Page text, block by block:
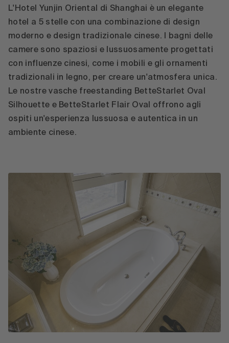
L'Hotel Yunjin Oriental di Shanghai è un elegante
hotel a 5 stelle con una combinazione di design
moderno e design tradizionale cinese. I bagni delle
camere sono spaziosi e lussuosamente progettati
con influenze cinesi, come i mobili e gli ornamenti
tradizionali in legno, per creare un'atmosfera unica.
Le nostre vasche freestanding BetteStarlet Oval
Silhouette e BetteStarlet Flair Oval offrono agli
ospiti un'esperienza lussuosa e autentica in un
ambiente cinese.